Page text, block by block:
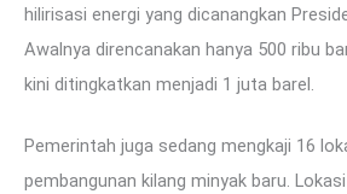
hilirisasi energi yang dicanangkan
Awalnya direncanakan hanya 500 ribu
kini ditingkatkan menjadi 1 juta barel.
Pemerintah juga sedang mengkaji 16
pembangunan kilang minyak baru.